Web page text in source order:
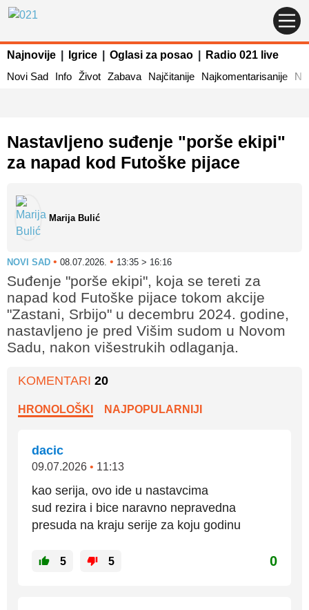
Najnovije Igrice Oglasi za posao
Radio 021 live
Novi Sad
Info Život Zabava Najčitanije Najkomentarisanije
Nastavljeno suđenje "porše ekipi"
za napad kod Futoške pijace
Marija Bulić
NOVI SAD • 08.07.2026. • 13:35 > 16:16
Suđenje "porše ekipi", koja se tereti za
napad kod Futoške pijace tokom akcije
"Zastani, Srbijo" u decembru 2024. godine,
nastavljeno je pred Višim sudom u Novom
Sadu, nakon višestrukih odlaganja.
KOMENTARI 20
HRONOLOŠKI NAJPOPULARNIJI
dacic
09.07.2026 • 11:13
kao serija, ovo ide u nastavcima
sud rezira i bice naravno nepravedna
presuda na kraju serije za koju godinu
5 5 0